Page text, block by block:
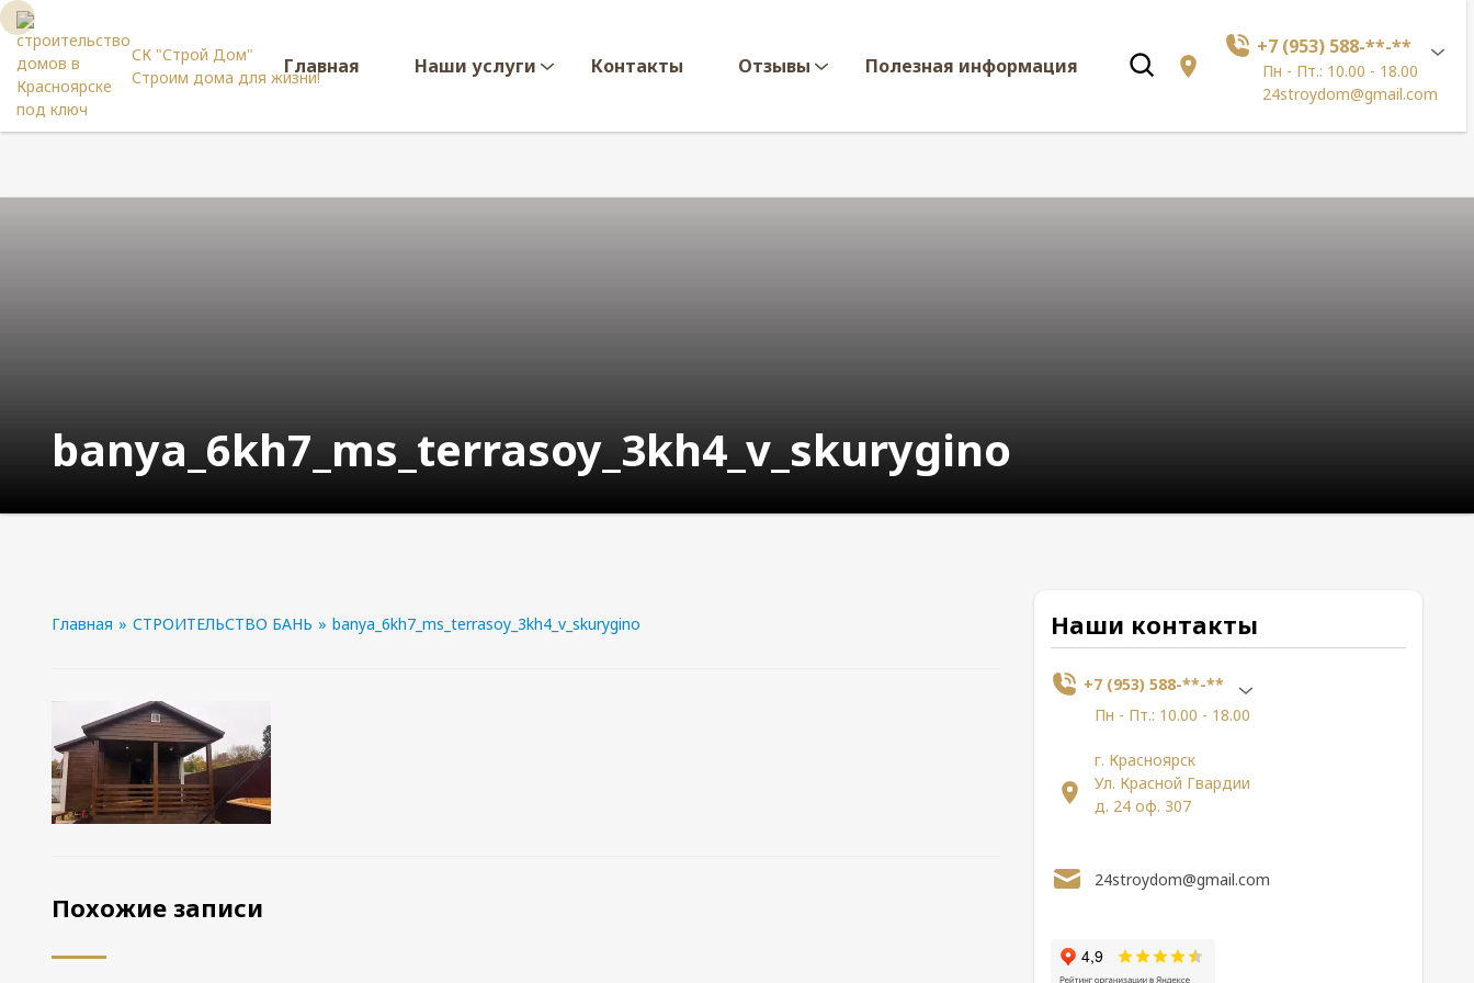
СК "Строй Дом"
Строим дома для жизни!Главная Наши услуги Контакты Отзывы Полезная информация
+7 (953) 588-**-**
Пн - Пт.: 10.00 - 18.00
24stroydom@gmail.com
banya_6kh7_ms_terrasoy_3kh4_v_skurygino
Главная » СТРОИТЕЛЬСТВО БАНЬ » banya_6kh7_ms_terrasoy_3kh4_v_skurygino
Похожие записи
Наши контакты
+7 (953) 588-**-**
Пн - Пт.: 10.00 - 18.00
г. Красноярск
Ул. Красной Гвардии
д. 24 оф. 307
24stroydom@gmail.com